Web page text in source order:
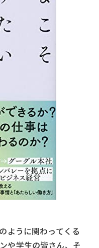
ように関わってくる
や学生の皆さん、そ